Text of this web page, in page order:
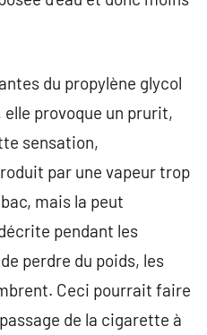
du propylène glycol
elle provoque un prurit,
sensation,
par une vapeur trop
mais la peut
pendant les
perdre du poids, les
Ceci pourrait faire
de la cigarette à